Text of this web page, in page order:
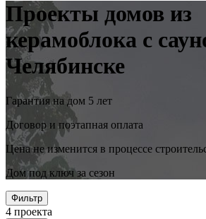
Проекты домов из
керамоблока с
Челябинске
Гарантия на дом 5 лет
Договор и поэтапная оплата
Цена не изменится в процессе
Дом под ключ за сезон
Фильтр
4 проекта